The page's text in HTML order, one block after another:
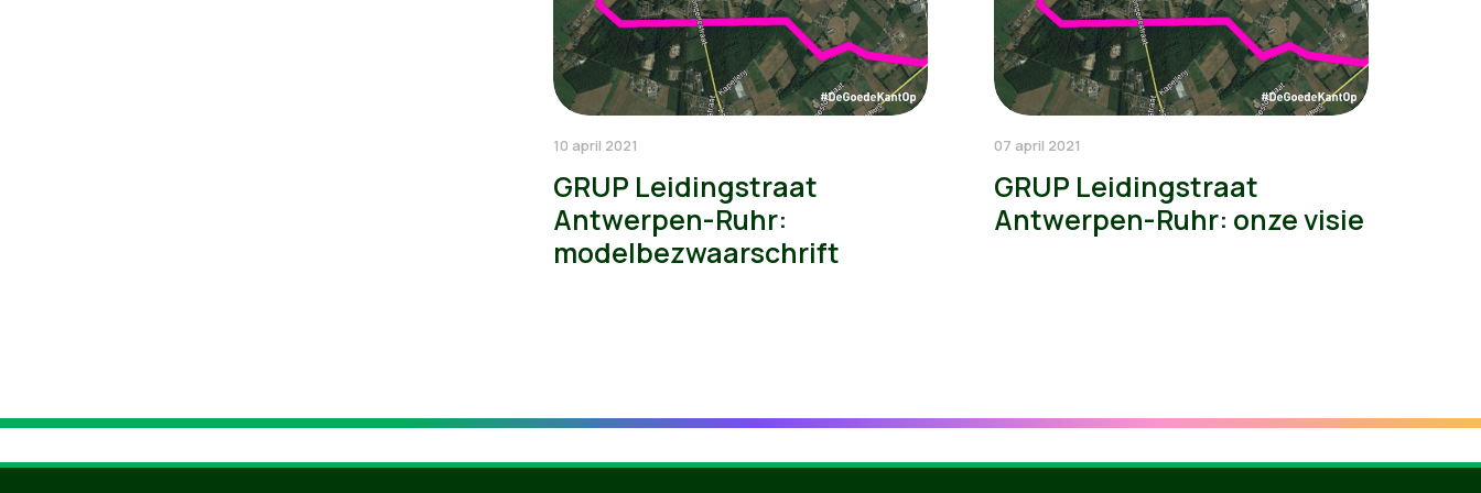
10 april 2021
GRUP Leidingstraat
Antwerpen-Ruhr:
modelbezwaarschrift
07 april 2021
GRUP Leidingstraat
Antwerpen-Ruhr: onze visie